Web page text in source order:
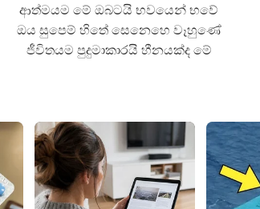
ආත්මයම මේ ඔබටයි භවයෙන් භවේ
ඔය සුපෙම් හිතේ සෙනෙහෙ වෑහුණේ
ජීවිතයම පුදුමාකාරයි හීනයක්ද මේ